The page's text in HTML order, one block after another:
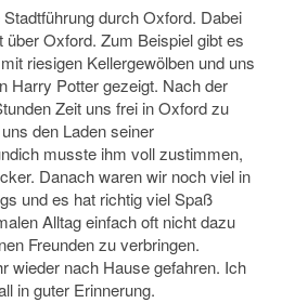
durch Oxford. Dabei
über Oxford. Zum Beispiel gibt es
riesigen Kellergewölben und uns
Harry Potter gezeigt. Nach der
Zeit uns frei in Oxford zu
den Laden seiner
musste ihm voll zustimmen,
Danach waren wir noch viel in
und es hat richtig viel Spaß
Alltag einfach oft nicht dazu
Freunden zu verbringen.
wieder nach Hause gefahren. Ich
in guter Erinnerung.